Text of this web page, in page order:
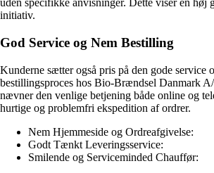
uden specifikke anvisninger. Dette viser en høj
initiativ.
God Service og Nem Bestilling
Kunderne sætter også pris på den gode service
bestillingsproces hos Bio-Brændsel Danmark
nævner den venlige betjening både online og
hurtige og problemfri ekspedition af ordrer.
Nem Hjemmeside og Ordreafgivelse:
Godt Tænkt Leveringsservice:
Smilende og Serviceminded Chauffør: